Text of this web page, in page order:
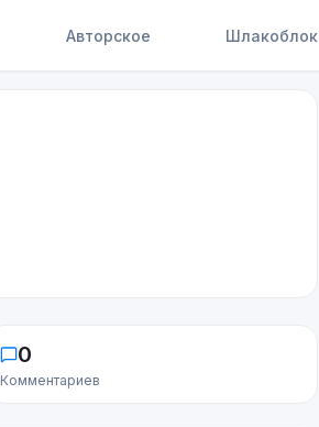
Авторское Шлакоблок
0
Комментариев